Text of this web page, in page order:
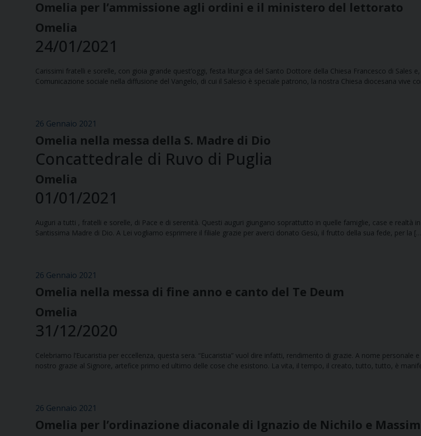
Omelia per l’ammissione agli ordini e il ministero del lettorato
Omelia
24/01/2021
Carissimi fratelli e sorelle, con gioia grande quest’oggi, festa liturgica del Santo Dottore della Chiesa Francesco di Sales
Comunicazione sociale nella diffusione del Vangelo, di cui il Salesio è speciale patrono, la nostra Chiesa diocesana vive
26 Gennaio 2021
Omelia nella messa della S. Madre di Dio
Concattedrale di Ruvo di Puglia
Omelia
01/01/2021
Auguri a tutti , fratelli e sorelle, di Pace e di serenità. Questi auguri giungano soprattutto in quelle famiglie, case e realtà
Santissima Madre di Dio. A Lei vogliamo esprimere il filiale grazie per averci donato Gesù, il frutto della sua fede, per la
26 Gennaio 2021
Omelia nella messa di fine anno e canto del Te Deum
Omelia
31/12/2020
Celebriamo l’Eucaristia per eccellenza, questa sera. “Eucaristia” vuol dire infatti, rendimento di grazie. A nome
nostro grazie al Signore, artefice primo ed ultimo delle cose che esistono. La vita, il tempo, il creato, tutto, tutto, è
26 Gennaio 2021
Omelia per l’ordinazione diaconale di Ignazio de Nichilo e